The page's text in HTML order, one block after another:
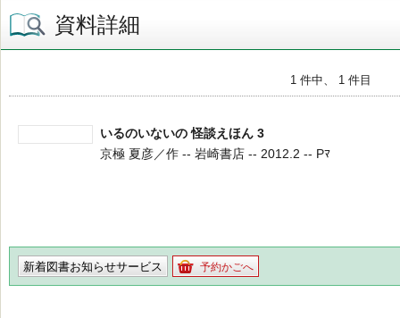
資料詳細
1 件中、 1 件目
いるのいないの 怪談えほん 3
京極 夏彦／作 -- 岩崎書店 -- 2012.2 -- Pﾏ
新着図書お知らせサービス 予約かごへ